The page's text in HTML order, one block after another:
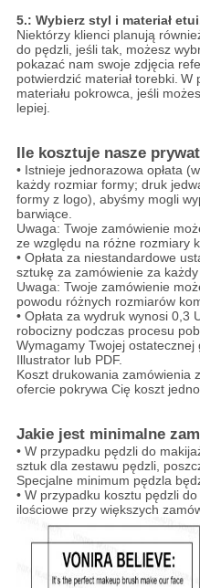
5.: Wybierz styl i materiał
Niektórzy klienci planują
do pędzli, jeśli tak, możesz
pokazać nam swoje zdjęcia
potwierdzić materiał torebki. W
materiału pokrowca, jeśli
lepiej.
Ile kosztuje nasze
• Istnieje jednorazowa opłata
każdy rozmiar formy; druk
formy z logo), abyśmy mogli
barwiące.
Uwaga: Twoje zamówienie
ze względu na różne rozmiary
• Opłata za niestandardowe
sztukę za zamówienie za każdy
Uwaga: Twoje zamówienie
powodu różnych rozmiarów
• Opłata za wydruk wynosi 0,3
robocizny podczas procesu
Wymagamy Twojej
Illustrator lub PDF.
Koszt drukowania zamówienia
ofercie pokrywa Cię koszt
Jakie jest minimalne
• W przypadku pędzli do
sztuk dla zestawu pędzli,
Specjalne minimum pędzla
• W przypadku kosztu pędzli
ilościowe przy większych